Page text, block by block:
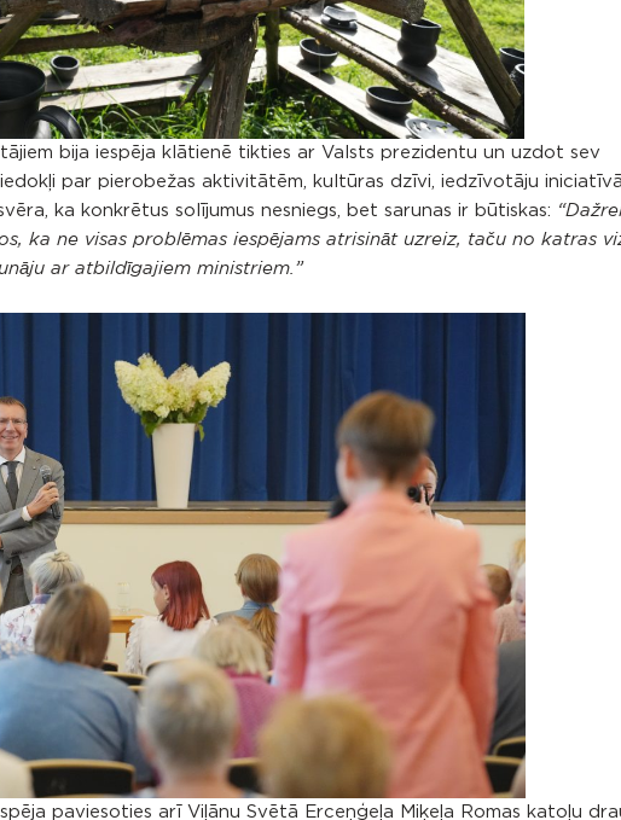
bija iespēja klātienē tikties ar Valsts prezidentu un uzdot sev
par pierobežas aktivitātēm, kultūras dzīvi, iedzīvotāju
ka konkrētus solījumus nesniegs, bet sarunas ir būtiskas:
ka ne visas problēmas iespējams atrisināt uzreiz, taču no katras
ar atbildīgajiem ministriem.”
paviesoties arī Viļānu Svētā Erceņģeļa Miķeļa Romas katoļu